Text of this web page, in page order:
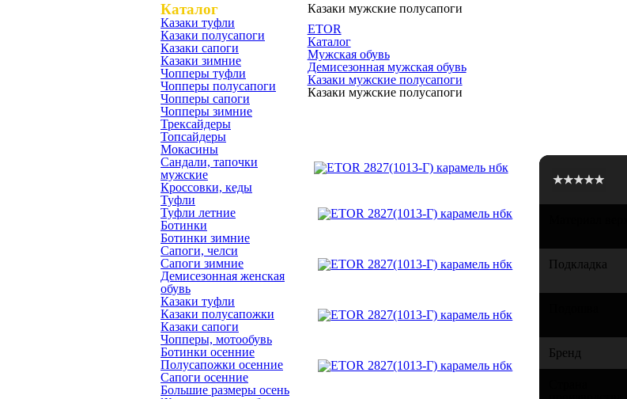
Каталог
Казаки туфли
Казаки полусапоги
Казаки сапоги
Казаки зимние
Чопперы туфли
Чопперы полусапоги
Чопперы сапоги
Чопперы зимние
Трексайдеры
Топсайдеры
Мокасины
Сандали, тапочки
мужские
Кроссовки, кеды
Туфли
Туфли летние
Ботинки
Ботинки зимние
Сапоги, челси
Сапоги зимние
Демисезонная женская
обувь
Казаки туфли
Казаки полусапожки
Казаки сапоги
Чопперы, мотообувь
Ботинки осенние
Полусапожки осенние
Сапоги осенние
Большие размеры осень
Казаки мужские полусапоги
ETOR
Каталог
Мужская обувь
Демисезонная мужская обувь
Казаки мужские полусапоги
Казаки мужские полусапоги
Подкладка
Бренд